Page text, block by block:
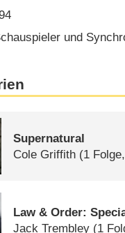
und
Supernatural
Cole Griffith (1
Law & Order:
Jack Trembley (1